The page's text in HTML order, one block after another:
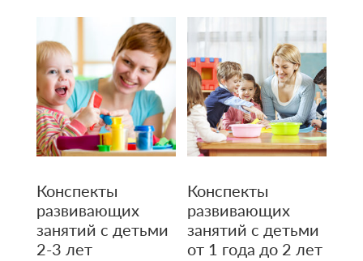
Конспекты
развивающих
занятий с детьми
2-3 лет
Конспекты
развивающих
занятий с детьми
от 1 года до 2 лет